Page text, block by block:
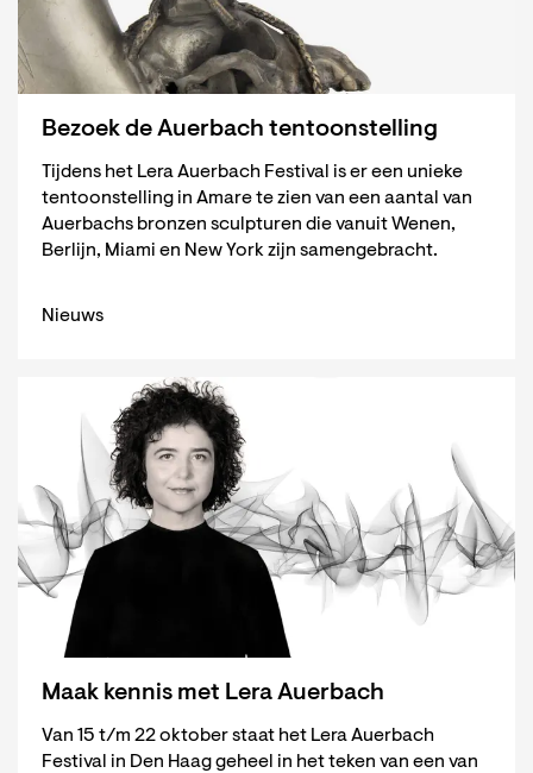
Bezoek de Auerbach tentoonstelling
Tijdens het Lera Auerbach Festival is er een unieke
tentoonstelling in Amare te zien van een aantal van
Auerbachs bronzen sculpturen die vanuit Wenen,
Berlijn, Miami en New York zijn samengebracht.
Nieuws
Maak kennis met Lera Auerbach
Van 15 t/m 22 oktober staat het Lera Auerbach
Festival in Den Haag geheel in het teken van een van